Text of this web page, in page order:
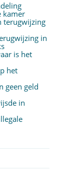
kamer
terugwijzing
in
is het
het
geen geld
in